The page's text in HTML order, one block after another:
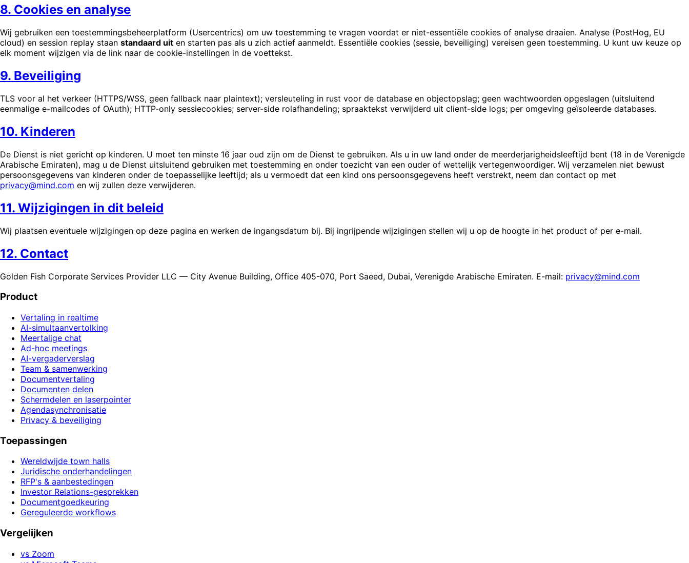
8. Cookies en analyse
Wij gebruiken een toestemmingsbeheerplatform (Usercentrics) om uw toestemming te vragen voordat er niet-essentiële cookies of analyse draaien. Analyse (PostHog, EU
cloud) en session replay staan standaard uit en starten pas als u zich actief aanmeldt. Essentiële cookies (sessie, beveiliging) vereisen geen toestemming. U kunt uw keuze op
elk moment wijzigen via de link naar de cookie-instellingen in de voettekst.
9. Beveiliging
TLS voor al het verkeer (HTTPS/WSS, geen fallback naar plaintext); versleuteling in rust voor de database en objectopslag; geen wachtwoorden opgeslagen (uitsluitend
eenmalige e-mailcodes of OAuth); HTTP-only sessiecookies; server-side rolafhandeling; spraaktekst verwijderd uit client-side logs; per omgeving geïsoleerde databases.
10. Kinderen
De Dienst is niet gericht op kinderen. U moet ten minste 16 jaar oud zijn om de Dienst te gebruiken. Als u in uw land onder de meerderjarigheidsleeftijd bent (18 in de Verenigde
Arabische Emiraten), mag u de Dienst uitsluitend gebruiken met toestemming en onder toezicht van een ouder of wettelijk vertegenwoordiger. Wij verzamelen niet bewust
persoonsgegevens van kinderen onder de toepasselijke leeftijd; als u vermoedt dat een kind ons persoonsgegevens heeft verstrekt, neem dan contact op met
privacy@mind.com en wij zullen deze verwijderen.
11. Wijzigingen in dit beleid
Wij plaatsen eventuele wijzigingen op deze pagina en werken de ingangsdatum bij. Bij ingrijpende wijzigingen stellen wij u op de hoogte in het product of per e-mail.
12. Contact
Golden Fish Corporate Services Provider LLC — City Avenue Building, Office 405-070, Port Saeed, Dubai, Verenigde Arabische Emiraten. E-mail: privacy@mind.com
Product
Vertaling in realtime
AI-simultaanvertolking
Meertalige chat
Ad-hoc meetings
AI-vergaderverslag
Team & samenwerking
Documentvertaling
Documenten delen
Schermdelen en laserpointer
Agendasynchronisatie
Privacy & beveiliging
Toepassingen
Wereldwijde town halls
Juridische onderhandelingen
RFP's & aanbestedingen
Investor Relations-gesprekken
Documentgoedkeuring
Gereguleerde workflows
Vergelijken
vs Zoom